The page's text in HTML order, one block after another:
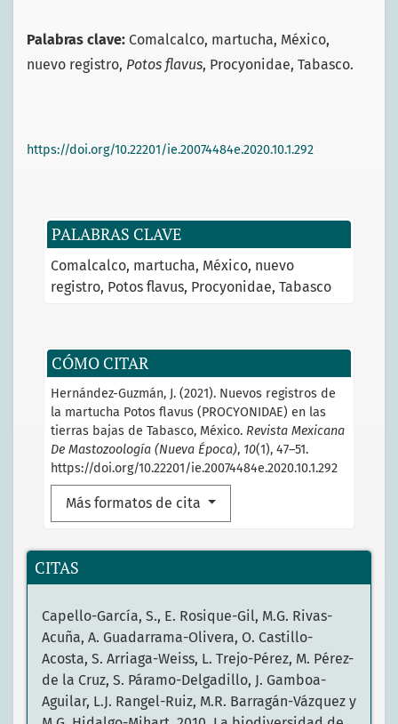
PALABRAS CLAVE
Comalcalco martucha México nuevo
registro Potos flavus Procyonidae Tabasco
CÓMO CITAR
Hernández-Guzmán, J. (2021). Nuevos registros de
la martucha Potos flavus (PROCYONIDAE) en las
tierras bajas de Tabasco, México. Revista Mexicana
De Mastozoología (Nueva Época), 10(1), 47–51.
https://doi.org/10.22201/ie.20074484e.2020.10.1.292
Más formatos de cita
Palabras clave: Comalcalco, martucha, México,
nuevo registro, Potos flavus, Procyonidae, Tabasco.
https://doi.org/10.22201/ie.20074484e.2020.10.1.292
CITAS
Capello-García, S., E. Rosique-Gil, M.G. Rivas-
Acuña, A. Guadarrama-Olivera, O. Castillo-
Acosta, S. Arriaga-Weiss, L. Trejo-Pérez, M. Pérez-
de la Cruz, S. Páramo-Delgadillo, J. Gamboa-
Aguilar, L.J. Rangel-Ruiz, M.R. Barragán-Vázquez y